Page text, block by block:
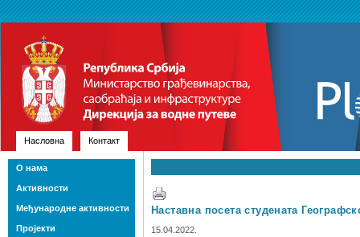
Насловна Контакт
Наставна посета студената
15.04.2022.
О нама
Активности
Међународне активности
Пројекти